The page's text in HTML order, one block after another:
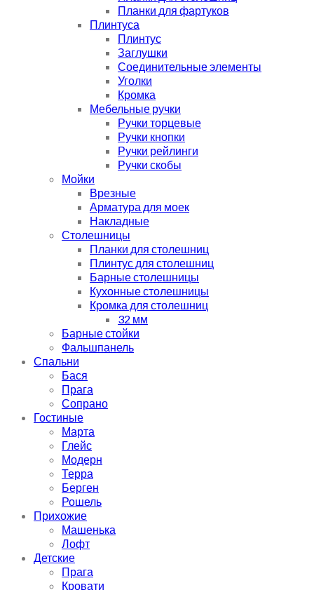
Планки для фартуков
Плинтуса
Плинтус
Заглушки
Соединительные элементы
Уголки
Кромка
Мебельные ручки
Ручки торцевые
Ручки кнопки
Ручки рейлинги
Ручки скобы
Мойки
Врезные
Арматура для моек
Накладные
Столешницы
Планки для столешниц
Плинтус для столешниц
Барные столешницы
Кухонные столешницы
Кромка для столешниц
32 мм
Барные стойки
Фальшпанель
Спальни
Бася
Прага
Сопрано
Гостиные
Марта
Глейс
Модерн
Терра
Берген
Рошель
Прихожие
Машенька
Лофт
Детские
Прага
Кровати